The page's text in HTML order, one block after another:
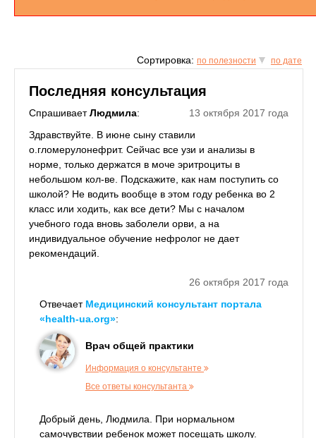
Сортировка: по полезности по дате
Последняя консультация
13 октября 2017 года
СпрашиваетЛюдмила:
Здравствуйте. В июне сыну ставили
о.гломерулонефрит. Сейчас все узи и анализы в
норме, только держатся в моче эритроциты в
небольшом кол-ве. Подскажите, как нам поступить со
школой? Не водить вообще в этом году ребенка во 2
класс или ходить, как все дети? Мы с началом
учебного года вновь заболели орви, а на
индивидуальное обучение нефролог не дает
рекомендаций.
26 октября 2017 года
Отвечает Медицинский консультант портала
«health-ua.org»:
Врач общей практики
Информация о консультанте
Все ответы консультанта
Добрый день, Людмила. При нормальном
самочувствии ребенок может посещать школу.